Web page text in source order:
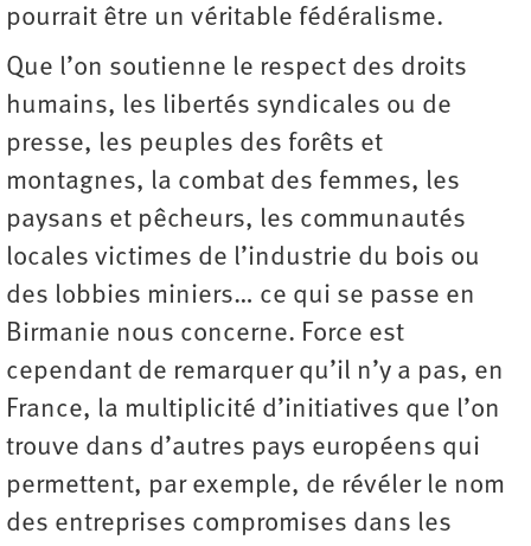
pourrait être un véritable fédéralisme.
Que l’on soutienne le respect des droits
humains, les libertés syndicales ou de
presse, les peuples des forêts et
montagnes, la combat des femmes, les
paysans et pêcheurs, les communautés
locales victimes de l’industrie du bois ou
des lobbies miniers… ce qui se passe en
Birmanie nous concerne. Force est
cependant de remarquer qu’il n’y a pas, en
France, la multiplicité d’initiatives que l’on
trouve dans d’autres pays européens qui
permettent, par exemple, de révéler le nom
des entreprises compromises dans les